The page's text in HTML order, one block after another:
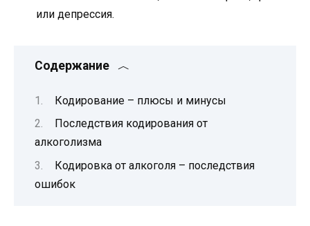
или депрессия.
Содержание
Кодирование – плюсы и минусы
Последствия кодирования от
алкоголизма
Кодировка от алкоголя – последствия
ошибок